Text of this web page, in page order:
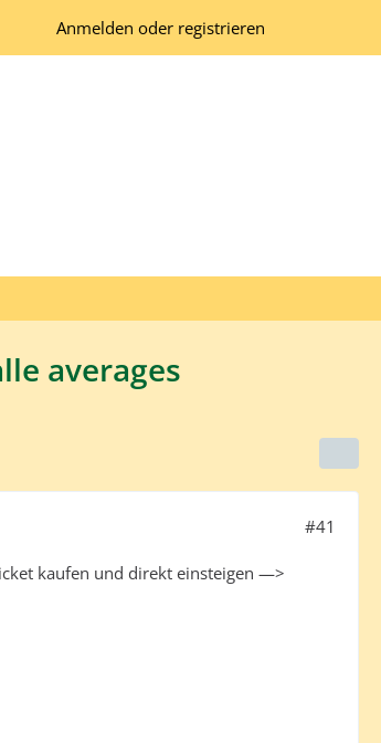
Anmelden oder registrieren
averages
#41
kaufen und direkt einsteigen —>